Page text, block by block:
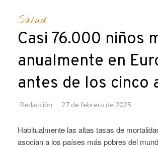
Salud
Casi 76.000 niños
anualmente en
antes de los cinco
Redacción 27 de febrero de 2025
Habitualmente las altas tasas de
asocian a los países más pobres del